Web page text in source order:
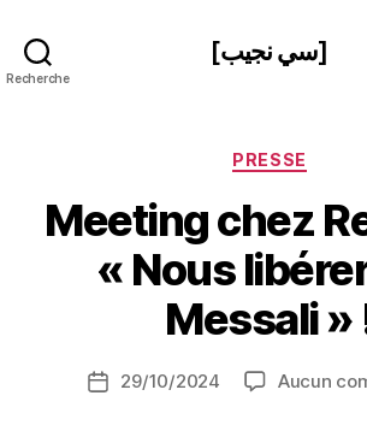
Recherche
[سي نجيب]
Catégories
PRESSE
Meeting chez
« Nous
Messali »
de
a
r
N
Date29/10/2024 Aucun